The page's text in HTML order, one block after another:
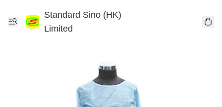
Standard Sino (HK)
Limited